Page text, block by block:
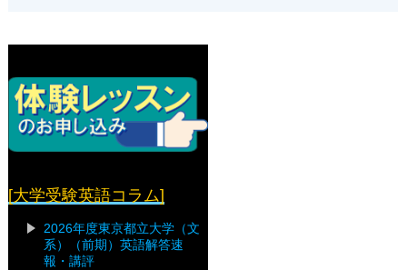
[大学受験英語コラム]
2026年度東京都立大学（文
系）（前期）英語解答速
報・講評